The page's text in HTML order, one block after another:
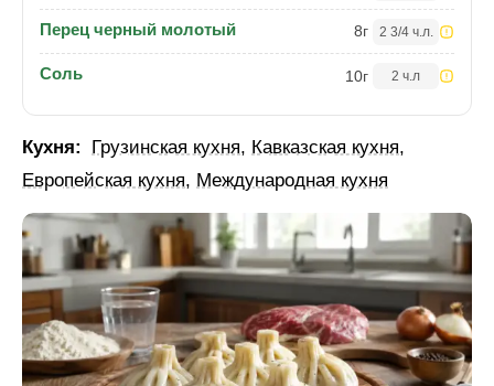
Перец черный молотый 8г 2 3/4 ч.л.
Соль 10г 2 ч.л
Кухня: Грузинская кухня, Кавказская кухня,
Европейская кухня, Международная кухня